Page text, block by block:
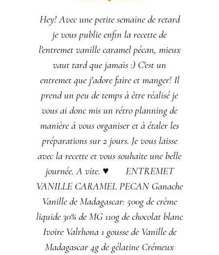
Hey! Avec une petite semaine de retard
je vous publie enfin la recette de
l'entremet vanille caramel pécan, mieux
vaut tard que jamais :) C'est un
entremet que j'adore faire et manger! Il
prend un peu de temps à être réalisé je
vous ai donc mis un rétro planning de
manière à vous organiser et à étaler les
préparations sur 2 jours. Je vous laisse
avec la recette et vous souhaite une belle
journée. A vite. ♥ ENTREMET
VANILLE CARAMEL PECAN Ganache
Vanille de Madagascar: 500g de crème
liquide 30% de MG 110g de chocolat blanc
Ivoire Valrhona 1 gousse de Vanille de
Madagascar 4g de gélatine Crémeux